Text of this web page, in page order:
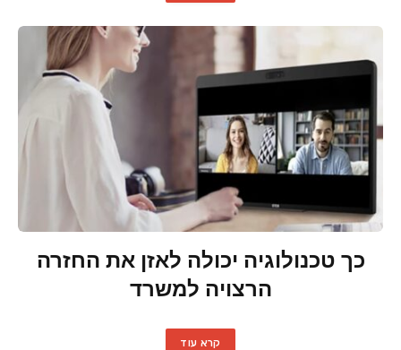
כך טכנולוגיה יכולה לאזן את החזרה
הרצויה למשרד
קרא עוד